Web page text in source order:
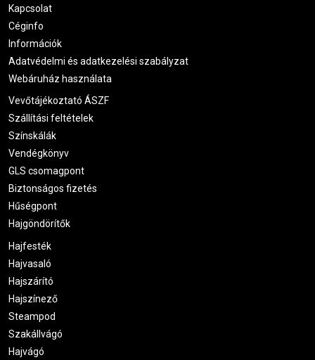
Kapcsolat
Céginfo
Információk
Adatvédelmi és adatkezelési szabályzat
Webáruház használata
Vevőtájékoztató ÁSZF
Szállítási feltételek
Színskálák
Vendégkönyv
GLS csomagpont
Biztonságos fizetés
Hűségpont
Hajgöndörítők
Hajfesték
Hajvasaló
Hajszárító
Hajszínező
Steampod
Szakállvágó
Hajvágó